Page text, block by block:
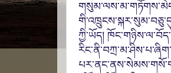
གི་འཁྲུངས་སྐར་
ཀྱི་ཡོད། ཁོང་གཉིས་ལ་བོད་